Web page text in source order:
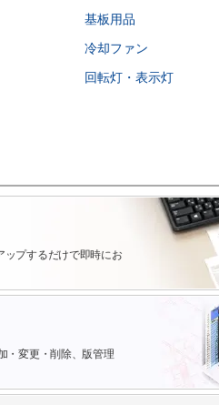
基板用品
冷却ファン
回転灯・表示灯
ップするだけで即時にお
・変更・削除、版管理